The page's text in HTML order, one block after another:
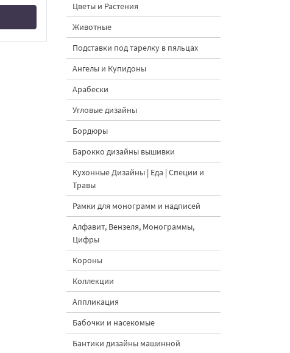
Цветы и Растения
Животные
Подставки под тарелку в пяльцах
Ангелы и Купидоны
Арабески
Угловые дизайны
Бордюры
Барокко дизайны вышивки
Кухонные Дизайны | Еда | Специи и
Травы
Рамки для монограмм и надписей
Алфавит, Вензеля, Монограммы,
Цифры
Короны
Коллекции
Аппликация
Бабочки и насекомые
Бантики дизайны машинной